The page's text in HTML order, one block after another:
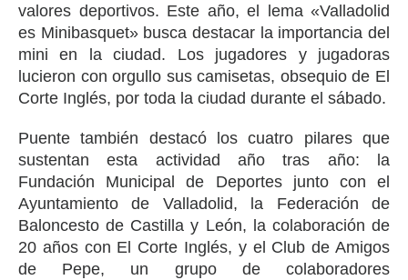
valores deportivos. Este año, el lema «Valladolid
es Minibasquet» busca destacar la importancia del
mini en la ciudad. Los jugadores y jugadoras
lucieron con orgullo sus camisetas, obsequio de El
Corte Inglés, por toda la ciudad durante el sábado.
Puente también destacó los cuatro pilares que
sustentan esta actividad año tras año: la
Fundación Municipal de Deportes junto con el
Ayuntamiento de Valladolid, la Federación de
Baloncesto de Castilla y León, la colaboración de
20 años con El Corte Inglés, y el Club de Amigos
de Pepe, un grupo de colaboradores